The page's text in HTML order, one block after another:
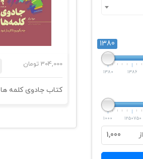
1380
1380 1386
1000 1250750
از 1,000
304,000 تومان
کتاب جادوی کلمه ها